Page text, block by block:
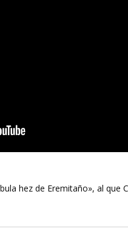
hez de Eremitaño», al que